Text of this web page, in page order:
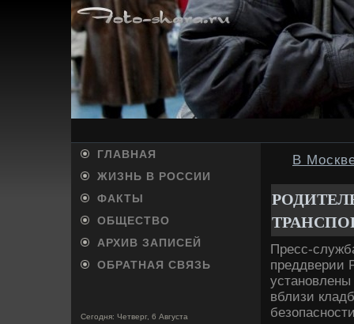
ГЛАВНАЯ
ЖИЗНЬ В РОССИИ
ФАКТЫ
ОБЩЕСТВО
АРХИВ ЗАПИСЕЙ
ОБРАТНАЯ СВЯЗЬ
Сегодня: Четверг, 6 Августа
В
Пресс-
преддверии
вблизи